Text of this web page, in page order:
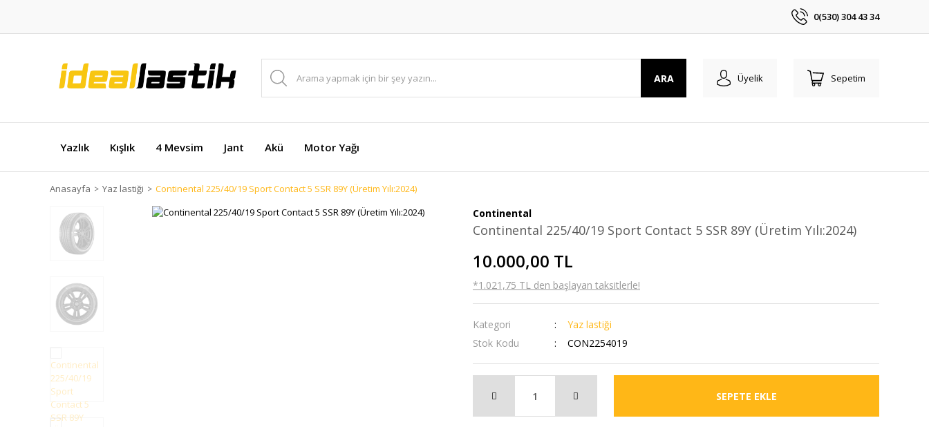
0(530) 304 43 34
ARA Üyelik Sepetim
Yazlık Kışlık 4 Mevsim Jant Akü Motor Yağı
Anasayfa Yaz lastiği Continental 225/40/19 Sport Contact 5 SSR 89Y (Üretim Yılı:2024)
Continental
Continental 225/40/19 Sport Contact 5 SSR 89Y (Üretim Yılı:2024)
10.000,00 TL
*1.021,75 TL den başlayan taksitlerle!
Kategori
Yaz lastiği
Stok Kodu
CON2254019
SEPETE EKLE